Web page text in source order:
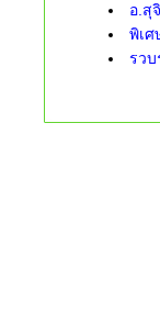
อ.สุ
พิเศ
รว